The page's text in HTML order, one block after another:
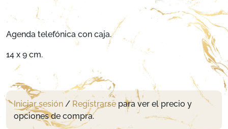
Agenda telefónica con caja.
14 x 9 cm.
Iniciar sesión / Registrarse para ver el precio y
opciones de compra.